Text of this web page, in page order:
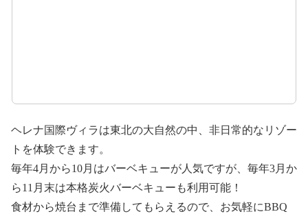
ヘレナ国際ヴィラは東北の大自然の中、非日常的なリゾー
トを体験できます。
毎年4月から10月はバーベキューが人気ですが、毎年3月か
ら11月末は本格炭火バーベキューも利用可能！
食材から焼台まで準備してもらえるので、お気軽にBBQ